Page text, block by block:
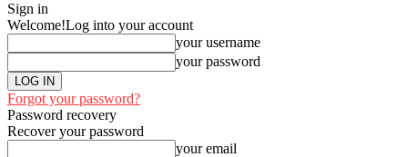
Sign in
Welcome!Log into your account
your username
your password
Forgot your password?
Password recovery
Recover your password
your email